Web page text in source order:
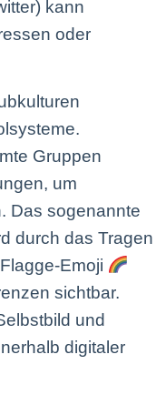
kann
oder
Gruppen
um
Das sogenannte
durch das Tragen
Emoji
sichtbar.
und
digitaler